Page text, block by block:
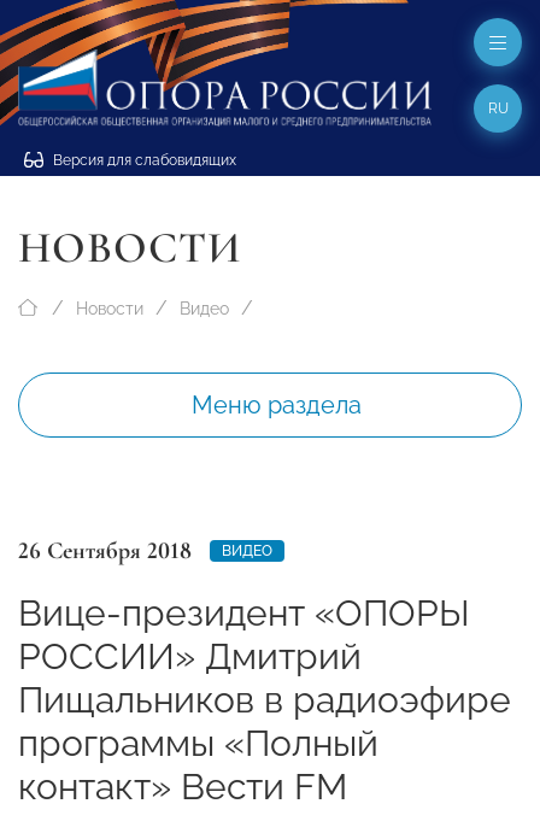
Версия для слабовидящих
RU
НОВОСТИ
Новости Видео
Меню раздела
26 Сентября 2018 ВИДЕО
Вице-президент «ОПОРЫ
РОССИИ» Дмитрий
Пищальников в радиоэфире
программы «Полный
контакт» Вести FM